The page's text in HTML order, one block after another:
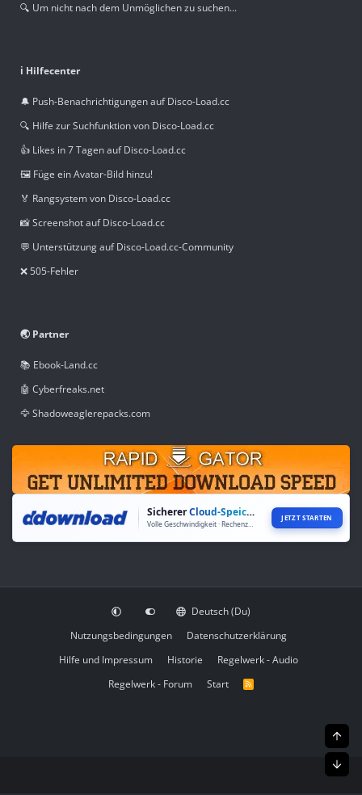
🔍 Um nicht nach dem Unmöglichen zu suchen...
ℹ️ Hilfecenter
🔔 Push-Benachrichtigungen auf Disco-Load.cc
🔍 Hilfe zur Suchfunktion von Disco-Load.cc
👍 Likes in 7 Tagen auf Disco-Load.cc
🖼️ Füge ein Avatar-Bild hinzu!
🏅 Rangsystem von Disco-Load.cc
📸 Screenshot auf Disco-Load.cc
💬 Unterstützung auf Disco-Load.cc-Community
❌ 505-Fehler
🌏 Partner
📚 Ebook-Land.cc
🤖 Cyberfreaks.net
🦅 Shadoweaglerepacks.com
SichererCloud-Speicher
Volle Geschwindigkeit · Rechenzentren weltweit
JETZT STARTEN
Deutsch (Du)
Nutzungsbedingungen
Datenschutzerklärung
Hilfe und Impressum
Historie
Regelwerk - Audio
Regelwerk - Forum
Start
R